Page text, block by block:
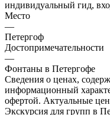
индивидуальный гид,
Место
—
Петергоф
Достопримечательности
—
Фонтаны в Петергофе
Сведения о ценах,
информационный
офертой. Актуальные
Экскурсия для групп в